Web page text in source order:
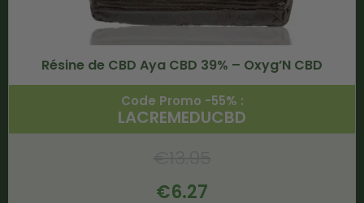
Résine de CBD Aya CBD 39% – Oxyg’N CBD
Code Promo -55% :
LACREMEDUCBD
€6.27